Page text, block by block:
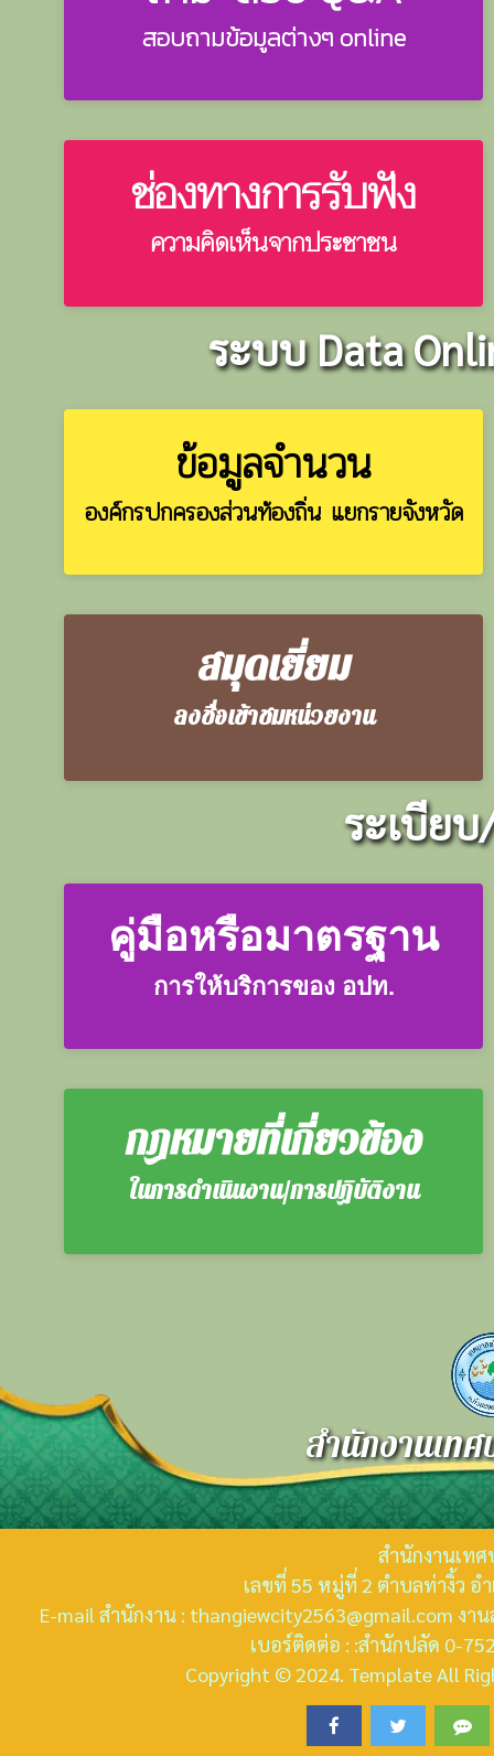
สอบถามข้อมูลต่างๆ online
ช่องทางการรับฟัง
ความคิดเห็นจากประชาชน
ระบบ Data
ข้อมูลจำนวน
องค์กรปกครองส่วนท้องถิ่น แยกรายจังหวัด
สมุดเยี่ยม
ลงชื่อเข้าชมหน่วยงาน
ระเบีย
คู่มือหรือมาตรฐาน
การให้บริการของ อปท.
กฎหมายที่เกี่ยวข้อง
ในการดำเนินงาน/การปฏิบัติงาน
สำนักงานเท
สำนักงานเท
เลขที่ 55 หมู่ที่ 2 ตำบลท่างิ้ว อ
E-mail สำนักงาน : thangiewcity2563@gmail.com งา
เบอร์ติดต่อ : :สำนักปลัด 0-
Copyright © 2024. Template All